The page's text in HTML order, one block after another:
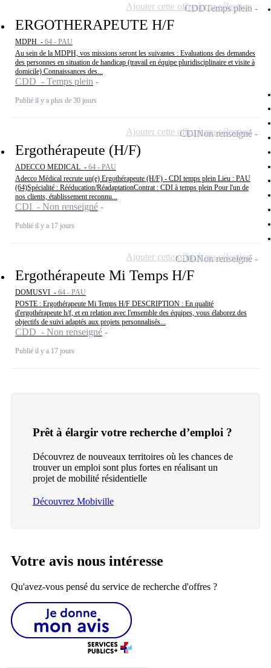
ERGOTHERAPEUTE H/F
MDPH - 64 - PAU
Au sein de la MDPH, vos missions seront les suivantes : Evaluations des demandes
des personnes en situation de handicap (travail en équipe pluridisciplinaire et visite à
domicile) Connaissances des...
CDD - Temps plein
Publié il y a plus de 30 jours
CDDTemps plein
Ajouter cette offre à ma sélection
Ergothérapeute (H/F)
ADECCO MEDICAL - 64 - PAU
Adecco Médical recrute un(e) Ergothérapeute (H/F) - CDI temps plein Lieu : PAU
(64)Spécialité : Rééducation/RéadaptationContrat : CDI à temps plein Pour l'un de
nos clients, établissement reconnu...
CDI - Non renseigné
Publié il y a 17 jours
CDINon renseigné
Ajouter cette offre à ma sélection
Ergothérapeute Mi Temps H/F
DOMUSVI - 64 - PAU
POSTE : Ergothérapeute Mi Temps H/F DESCRIPTION : En qualité
d'ergothérapeute h/f, et en relation avec l'ensemble des équipes, vous élaborez des
objectifs de suivi adaptés aux projets personnalisés...
CDD - Non renseigné
Publié il y a 17 jours
CDDNon renseigné
Ajouter cette offre à ma sélection
Prêt à élargir votre recherche d’emploi ?
Découvrez de nouveaux territoires où les chances de
trouver un emploi sont plus fortes en réalisant un
projet de mobilité résidentielle
Découvrez Mobiville
Votre avis nous intéresse
Qu'avez-vous pensé du service de recherche d'offres ?